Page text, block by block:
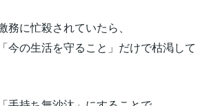
務に忙殺されていたら、
今の生活を守ること」だけで枯渇して